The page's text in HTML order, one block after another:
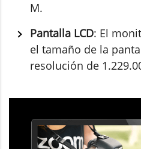
M.
Pantalla LCD: El
el tamaño de la
resolución de